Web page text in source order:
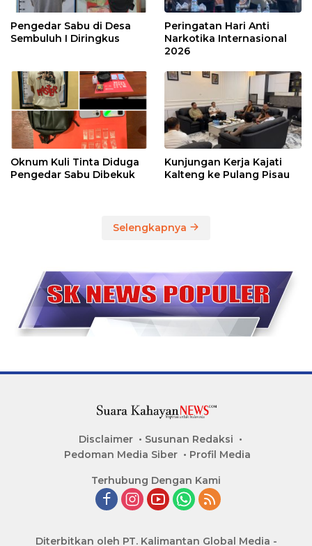
Pengedar Sabu di Desa
Sembuluh I Diringkus
Peringatan Hari Anti
Narkotika Internasional
2026
Oknum Kuli Tinta Diduga
Pengedar Sabu Dibekuk
Kunjungan Kerja Kajati
Kalteng ke Pulang Pisau
Selengkapnya
Disclaimer
Susunan Redaksi
Pedoman Media Siber
Profil Media
Terhubung Dengan Kami
Diterbitkan oleh PT. Kalimantan Global Media -